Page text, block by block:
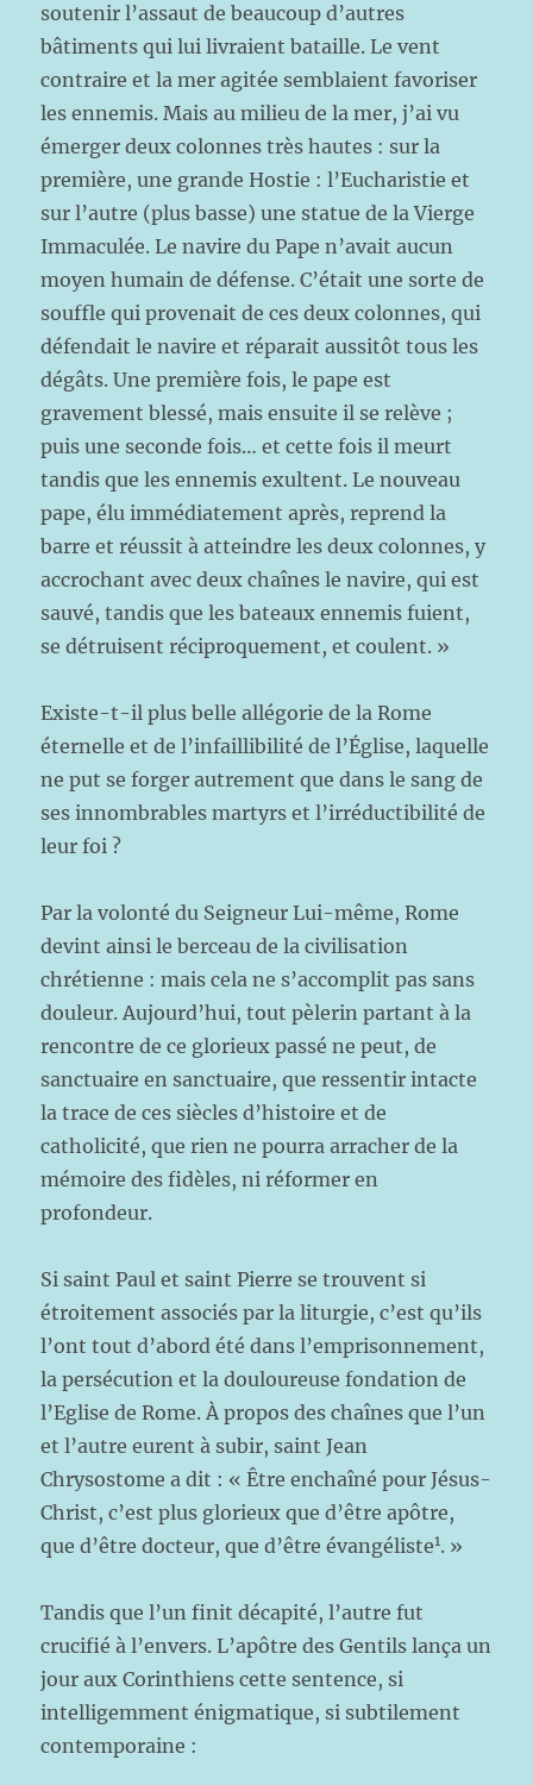
soutenir l’assaut de beaucoup d’autres
bâtiments qui lui livraient bataille. Le vent
contraire et la mer agitée semblaient favoriser
les ennemis. Mais au milieu de la mer, j’ai vu
émerger deux colonnes très hautes : sur la
première, une grande Hostie : l’Eucharistie et
sur l’autre (plus basse) une statue de la Vierge
Immaculée. Le navire du Pape n’avait aucun
moyen humain de défense. C’était une sorte de
souffle qui provenait de ces deux colonnes, qui
défendait le navire et réparait aussitôt tous les
dégâts. Une première fois, le pape est
gravement blessé, mais ensuite il se relève ;
puis une seconde fois… et cette fois il meurt
tandis que les ennemis exultent. Le nouveau
pape, élu immédiatement après, reprend la
barre et réussit à atteindre les deux colonnes, y
accrochant avec deux chaînes le navire, qui est
sauvé, tandis que les bateaux ennemis fuient,
se détruisent réciproquement, et coulent. »
Existe-t-il plus belle allégorie de la Rome
éternelle et de l’infaillibilité de l’Église, laquelle
ne put se forger autrement que dans le sang de
ses innombrables martyrs et l’irréductibilité de
leur foi ?
Par la volonté du Seigneur Lui-même, Rome
devint ainsi le berceau de la civilisation
chrétienne : mais cela ne s’accomplit pas sans
douleur. Aujourd’hui, tout pèlerin partant à la
rencontre de ce glorieux passé ne peut, de
sanctuaire en sanctuaire, que ressentir intacte
la trace de ces siècles d’histoire et de
catholicité, que rien ne pourra arracher de la
mémoire des fidèles, ni réformer en
profondeur.
Si saint Paul et saint Pierre se trouvent si
étroitement associés par la liturgie, c’est qu’ils
l’ont tout d’abord été dans l’emprisonnement,
la persécution et la douloureuse fondation de
l’Eglise de Rome. À propos des chaînes que l’un
et l’autre eurent à subir, saint Jean
Chrysostome a dit : « Être enchaîné pour Jésus-
Christ, c’est plus glorieux que d’être apôtre,
que d’être docteur, que d’être évangéliste1. »
Tandis que l’un finit décapité, l’autre fut
crucifié à l’envers. L’apôtre des Gentils lança un
jour aux Corinthiens cette sentence, si
intelligemment énigmatique, si subtilement
contemporaine :